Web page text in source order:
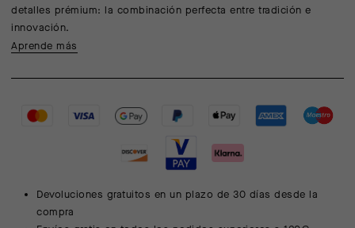
detalles prémium: la combinación perfecta entre tradición e
innovación.
Aprende más
Devoluciones gratuitos en un plazo de 30 días desde la
compra